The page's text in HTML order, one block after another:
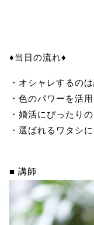
♦当日の流れ♦
・オシャレするの
・色のパワーを活
・婚活にぴったり
・選ばれるワタシ
■ 講師